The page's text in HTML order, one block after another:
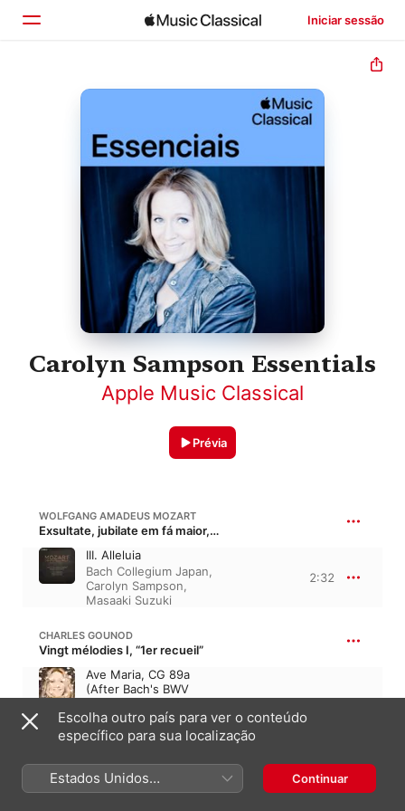
Iniciar sessão
Início
Buscar
Carolyn Sampson Essentials
Apple Music Classical
Prévia
WOLFGANG AMADEUS MOZART
Exsultate, jubilate em fá maior, K. 165, K. 158a, KV 165, KV 158a
III. Alleluia
Bach Collegium Japan,
Carolyn Sampson,
Masaaki Suzuki
2:32
CHARLES GOUNOD
Vingt mélodies I, “1er recueil”
Ave Maria, CG 89a
(After Bach's BWV
Carolyn Sampson,
Joseph Middleton
Messiah, HWV 56 · “Messias”
Escolha outro país para ver o conteúdo
específico para sua localização
Estados Unidos
(Português Brasil)
Continuar